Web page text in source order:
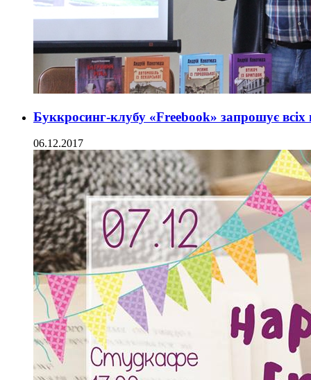
Буккросинг-клубу «Freebook» запрошує
06.12.2017